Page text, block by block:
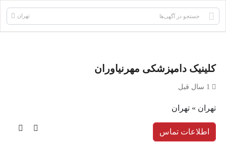
تهران
کلینیک دامپزشکی مهرنياوران
تهران » تهران
اطلاعات تماس